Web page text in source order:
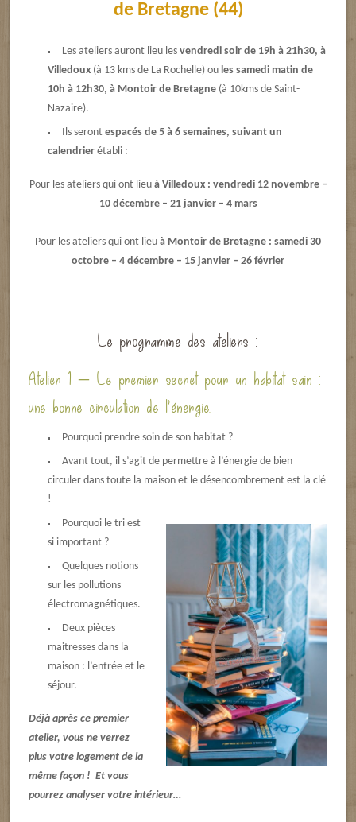
de Bretagne (44)
Les ateliers auront lieu les vendredi soir de 19h à 21h30, à
Villedoux (à 13 kms de La Rochelle) ou les samedi matin de
10h à 12h30, à Montoir de Bretagne (à 10kms de Saint-
Nazaire).
Ils seront espacés de 5 à 6 semaines, suivant un
calendrier établi :
Pour les ateliers qui ont lieu à Villedoux : vendredi 12 novembre –
10 décembre – 21 janvier – 4 mars
Pour les ateliers qui ont lieu à Montoir de Bretagne : samedi 30
octobre – 4 décembre – 15 janvier – 26 février
Le programme des ateliers :
Atelier 1 – Le premier secret pour un habitat sain :
une bonne circulation de l’énergie.
Pourquoi prendre soin de son habitat ?
Avant tout, il s’agit de permettre à l’énergie de bien
circuler dans toute la maison et le désencombrement est la clé
!
Pourquoi le tri est
si important ?
Quelques notions
sur les pollutions
électromagnétiques.
Deux pièces
maitresses dans la
maison : l’entrée et le
séjour.
Déjà après ce premier
atelier, vous ne verrez
plus votre logement de la
même façon ! Et vous
pourrez analyser votre intérieur…